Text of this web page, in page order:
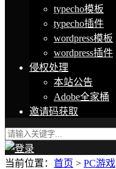
typecho模板
typecho插件
wordpress模板
wordpress插件
侵权处理
本站公告
Adobe全家桶
邀请码获取
当前位置： 首页 > PC游戏